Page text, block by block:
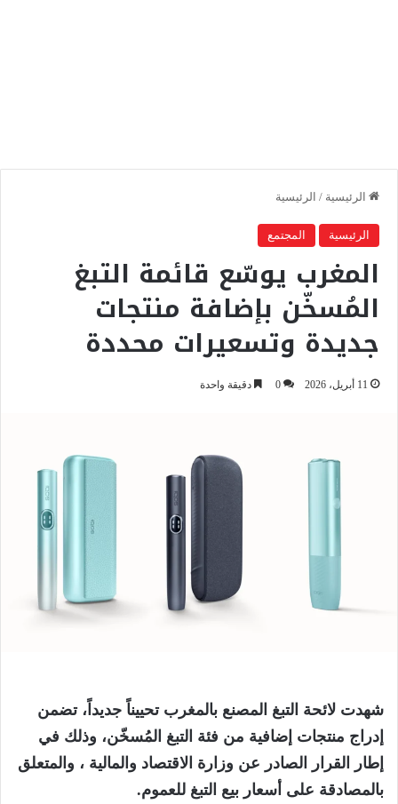
الرئيسية / الرئيسية
الرئيسية المجتمع
المغرب يوسّع قائمة التبغ
المُسخّن بإضافة منتجات
جديدة وتسعيرات محددة
11 أبريل، 2026 0 دقيقة واحدة
شهدت لائحة التبغ المصنع بالمغرب تحييناً جديداً، تضمن
إدراج منتجات إضافية من فئة التبغ المُسخّن، وذلك في
إطار القرار الصادر عن وزارة الاقتصاد والمالية ، والمتعلق
بالمصادقة على أسعار بيع التبغ للعموم.